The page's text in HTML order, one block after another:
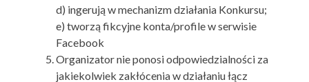
d) ingerują w mechanizm działania Konkursu;
e) tworzą fikcyjne konta/profile w serwisie
Facebook
Organizator nie ponosi odpowiedzialności za
jakiekolwiek zakłócenia w działaniu łącz